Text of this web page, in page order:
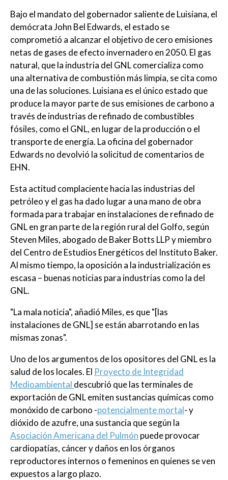
Bajo el mandato del gobernador saliente de Luisiana, el
demócrata John Bel Edwards, el estado se
comprometió a alcanzar el objetivo de cero emisiones
netas de gases de efecto invernadero en 2050. El gas
natural, que la industria del GNL comercializa como
una alternativa de combustión más limpia, se cita como
una de las soluciones. Luisiana es el único estado que
produce la mayor parte de sus emisiones de carbono a
través de industrias de refinado de combustibles
fósiles, como el GNL, en lugar de la producción o el
transporte de energía. La oficina del gobernador
Edwards no devolvió la solicitud de comentarios de
EHN.
Esta actitud complaciente hacia las industrias del
petróleo y el gas ha dado lugar a una mano de obra
formada para trabajar en instalaciones de refinado de
GNL en gran parte de la región rural del Golfo, según
Steven Miles, abogado de Baker Botts LLP y miembro
del Centro de Estudios Energéticos del Instituto Baker.
Al mismo tiempo, la oposición a la industrialización es
escasa – buenas noticias para industrias como la del
GNL.
"La mala noticia", añadió Miles, es que "[las
instalaciones de GNL] se están abarrotando en las
mismas zonas".
Uno de los argumentos de los opositores del GNL es la
salud de los locales. El Proyecto de Integridad
Medioambiental descubrió que las terminales de
exportación de GNL emiten sustancias químicas como
monóxido de carbono -potencialmente mortal- y
dióxido de azufre, una sustancia que según la
Asociación Americana del Pulmón puede provocar
cardiopatías, cáncer y daños en los órganos
reproductores internos o femeninos en quienes se ven
expuestos a largo plazo.